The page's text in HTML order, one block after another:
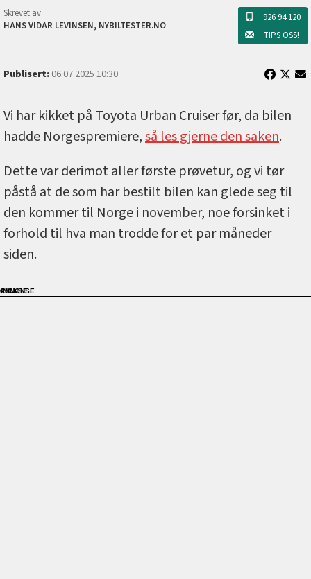
Skrevet av
HANS VIDAR LEVINSEN, NYBILTESTER.NO
926 94 120
TIPS OSS!
Publisert:06.07.2025 10:30
Vi har kikket på Toyota Urban Cruiser før, da bilen
hadde Norgespremiere,så les gjerne den saken.
Dette var derimot aller første prøvetur, og vi tør
påstå at de som har bestilt bilen kan glede seg til
den kommer til Norge i november, noe forsinket i
forhold til hva man trodde for et par måneder
siden.